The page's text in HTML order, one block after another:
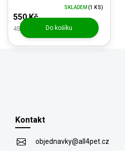
454,55 Kč bez DPH
550 Kč
SKLADEM (1 KS)
Do košíku
Kontakt
objednavky@all4pet.cz